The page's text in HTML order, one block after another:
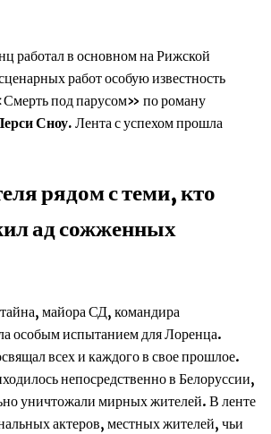
работал в основном на Рижской
работ особую известность
под парусом» по роману
Сноу.Лента с успехом прошла
рядом с теми, кто
ад сожженных
майора СД, командира
особым испытанием для Лоренца.
всех и каждого в свое прошлое.
непосредственно в Белоруссии,
уничтожали мирных жителей. В ленте
актеров, местных жителей, чьи